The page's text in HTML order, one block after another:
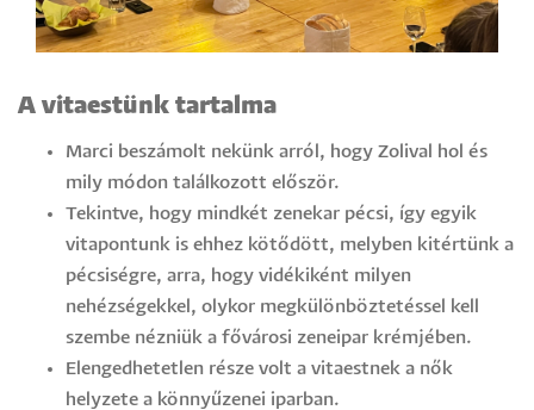
A vitaestünk tartalma
Marci beszámolt nekünk arról, hogy Zolival hol és
mily módon találkozott először.
Tekintve, hogy mindkét zenekar pécsi, így egyik
vitapontunk is ehhez kötődött, melyben kitértünk a
pécsiségre, arra, hogy vidékiként milyen
nehézségekkel, olykor megkülönböztetéssel kell
szembe nézniük a fővárosi zeneipar krémjében.
Elengedhetetlen része volt a vitaestnek a nők
helyzete a könnyűzenei iparban.